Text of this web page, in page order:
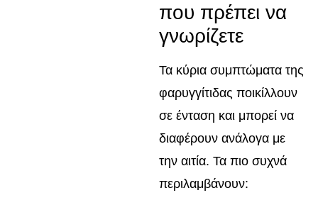
που πρέπει να
γνωρίζετε
Τα κύρια συμπτώματα της
φαρυγγίτιδας ποικίλλουν
σε ένταση και μπορεί να
διαφέρουν ανάλογα με
την αιτία. Τα πιο συχνά
περιλαμβάνουν: